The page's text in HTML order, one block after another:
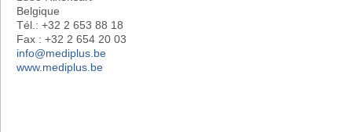
Belgique
Tél.: +32 2 653 88 18
Fax : +32 2 654 20 03
info@mediplus.be
www.mediplus.be